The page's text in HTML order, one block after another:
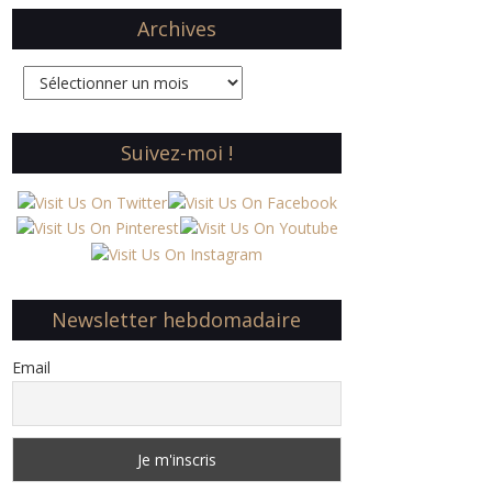
Archives
Archives
Suivez-moi !
Newsletter hebdomadaire
Email